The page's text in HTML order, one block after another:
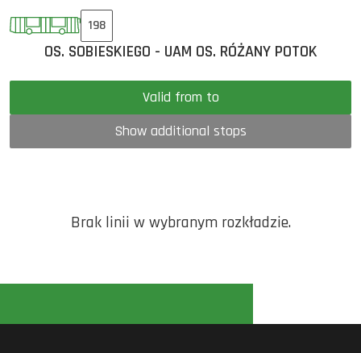
198
OS. SOBIESKIEGO - UAM OS. RÓŻANY POTOK
Valid from to
Show additional stops
Brak linii w wybranym rozkładzie.